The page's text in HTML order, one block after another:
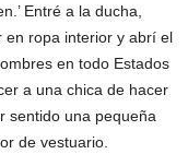
Entré a la ducha,
en ropa interior y abrí el
en todo Estados
a una chica de hacer
sentido una pequeña
de vestuario.